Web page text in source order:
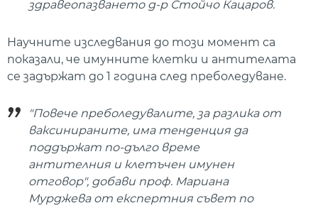
здравеопазването д-р Стойчо Кацаров.
Научните изследвания до този момент са
показали, че имунните клетки и антителата
се задържат до 1 година след преболедуване.
"Повече преболедувалите, за разлика от
ваксинираните, има тенденция да
поддържат по-дълго време
антителния и клетъчен имунен
отговор", добави проф. Мариана
Мурджева от експертния съвет по